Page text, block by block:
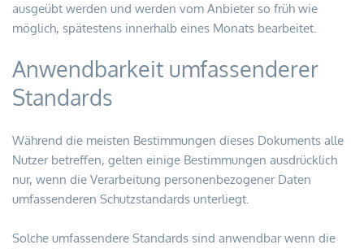
ausgeübt werden und werden vom Anbieter so früh wie
möglich, spätestens innerhalb eines Monats bearbeitet.
Anwendbarkeit umfassenderer
Standards
Während die meisten Bestimmungen dieses Dokuments alle
Nutzer betreffen, gelten einige Bestimmungen ausdrücklich
nur, wenn die Verarbeitung personenbezogener Daten
umfassenderen Schutzstandards unterliegt.
Solche umfassendere Standards sind anwendbar wenn die